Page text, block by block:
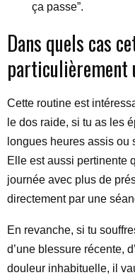
ça passe”.
Dans quels cas
particulièrement
Cette routine est
le dos raide, si tu as les
longues heures assis ou
Elle est aussi pertinente
journée avec plus de
directement par une
En revanche, si tu
d’une blessure récente,
douleur inhabituelle, il